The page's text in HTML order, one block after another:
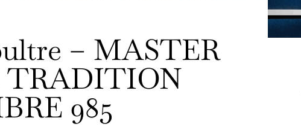
– MASTER
TRADITION
985